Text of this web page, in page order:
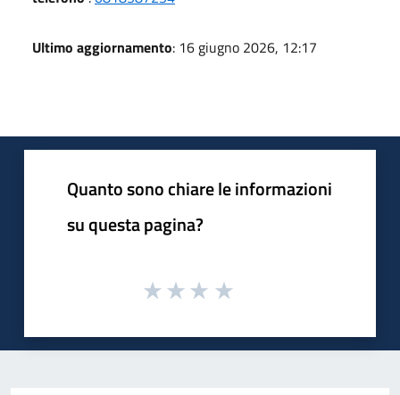
Ultimo aggiornamento: 16 giugno 2026, 12:17
Quanto sono chiare le informazioni
su questa pagina?